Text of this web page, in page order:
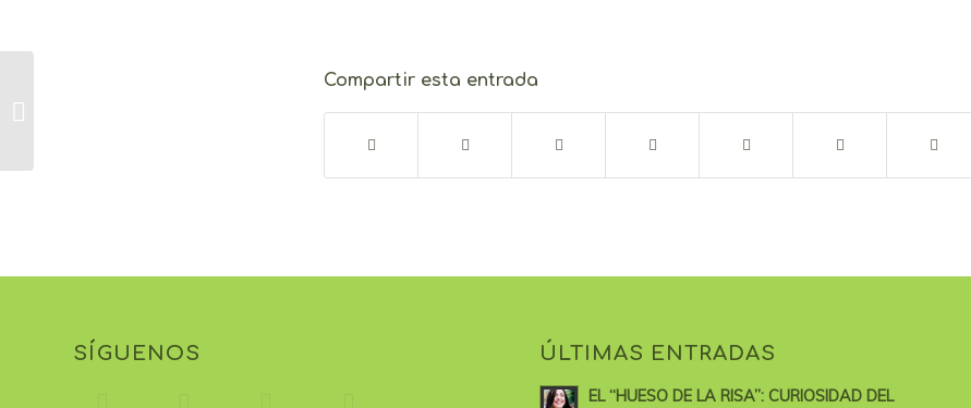
Compartir esta entrada
SÍGUENOS ÚLTIMAS ENTRADAS
EL “HUESO DE LA RISA”: CURIOSIDAD DEL